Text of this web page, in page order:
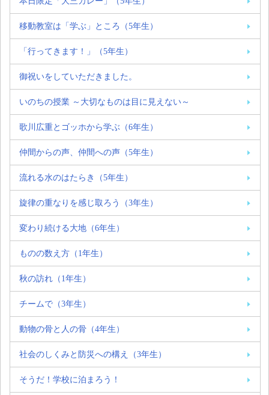
移動教室は「学ぶ」ところ（5年生）
「行ってきます！」（5年生）
御祝いをしていただきました。
いのちの授業 ～大切なものは目に見えない～
歌川広重とゴッホから学ぶ（6年生）
仲間からの声、仲間への声（5年生）
流れる水のはたらき（5年生）
旋律の重なりを感じ取ろう（3年生）
変わり続ける大地（6年生）
ものの数え方（1年生）
秋の訪れ（1年生）
チームで（3年生）
動物の骨と人の骨（4年生）
社会のしくみと防災への構え（3年生）
そうだ！学校に泊まろう！